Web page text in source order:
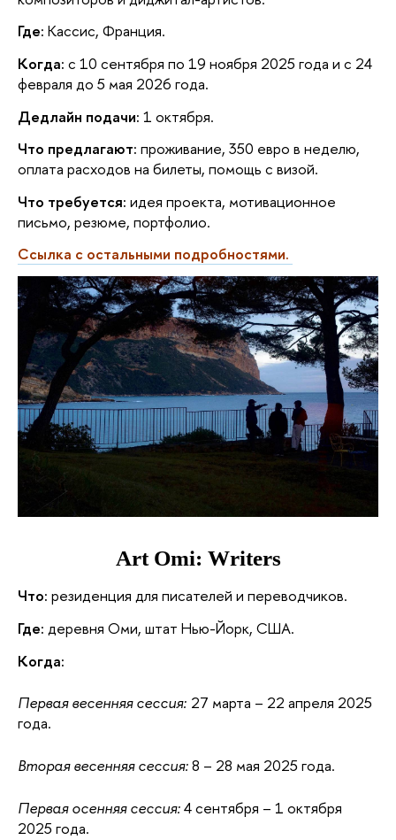
Где: Кассис, Франция.
Когда: с 10 сентября по 19 ноября 2025 года и с 24
февраля до 5 мая 2026 года.
Дедлайн подачи: 1 октября.
Что предлагают: проживание, 350 евро в неделю,
оплата расходов на билеты, помощь с визой.
Что требуется: идея проекта, мотивационное
письмо, резюме, портфолио.
Ссылка с остальными подробностями.
Art Omi: Writers
Что: резиденция для писателей и переводчиков.
Где: деревня Оми, штат Нью-Йорк, США.
Когда:
Первая весенняя сессия: 27 марта – 22 апреля 2025
года.
Вторая весенняя сессия: 8 – 28 мая 2025 года.
Первая осенняя сессия: 4 сентября – 1 октября
2025 года.